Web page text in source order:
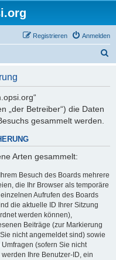
Anmelden
Registrieren
„der Betreiber“) die Daten
gesammelt werden.
Arten gesammelt:
Besuch des Boards mehrere
die Ihr Browser als temporäre
Aufrufen des Boards
die aktuelle ID Ihrer Sitzung
werden können),
Beiträge (zur Markierung
nicht angemeldet sind) sowie
(sofern Sie nicht
Ihre Benutzer-ID, ein